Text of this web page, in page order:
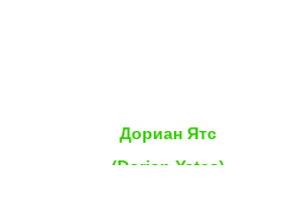
Дориан Ятс
(Dorian Yates)